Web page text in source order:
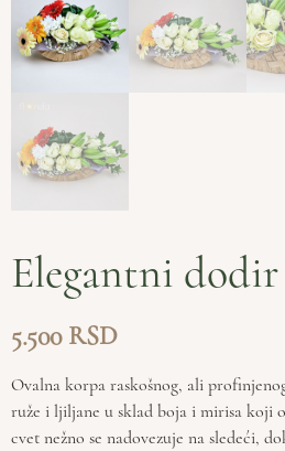
Elegantni
5.500
Ovalna korpa raskošnog, ali
ruže i ljiljane u sklad boja i mirisa koji
cvet nežno se nadovezuje na sledeći,